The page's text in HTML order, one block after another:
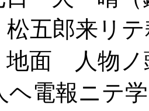
五郎来リ
面 人物
ヘ電報ニテ